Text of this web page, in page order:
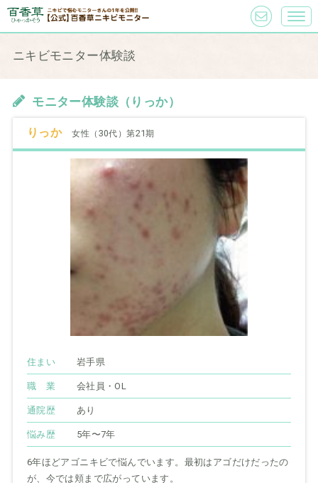
ニキビモニター体験談
モニター体験談（りっか）
りっか 女性（30代）第21期
住まい 岩手県
職 業 会社員・OL
通院歴 あり
悩み歴 5年〜7年
6年ほどアゴニキビで悩んでいます。最初はアゴだけだったの
が、今では頬まで広がっています。